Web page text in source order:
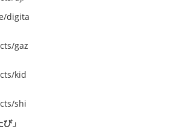
digita
gaz
kid
shi
」